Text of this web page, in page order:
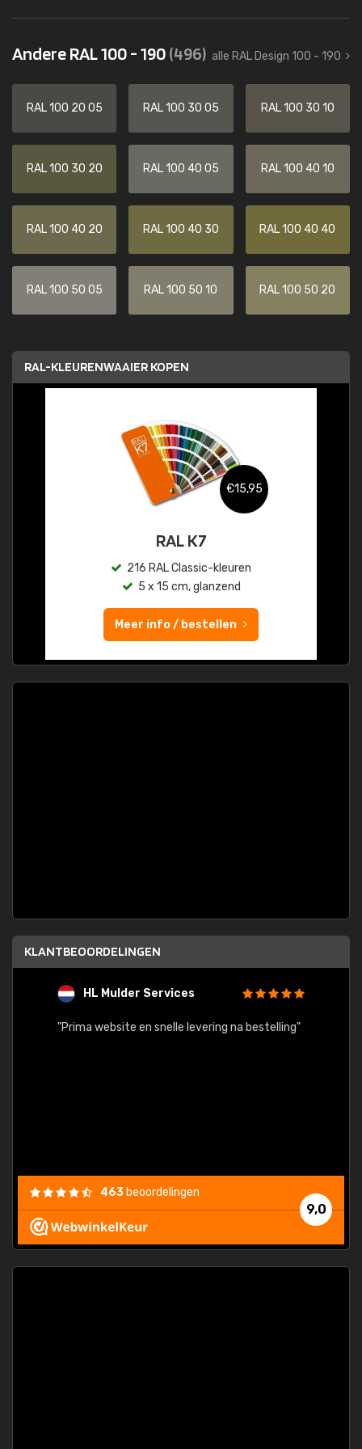
Andere RAL 100 - 190(496) alle RAL Design 100 - 190
RAL 100 20 05 RAL 100 30 05 RAL 100 30 10
RAL 100 30 20 RAL 100 40 05 RAL 100 40 10
RAL 100 40 20 RAL 100 40 30 RAL 100 40 40
RAL 100 50 05 RAL 100 50 10 RAL 100 50 20
RAL-KLEURENWAAIER KOPEN
€15,95
RAL K7
216 RAL Classic-kleuren
5 x 15 cm, glanzend
Meer info / bestellen
KLANTBEOORDELINGEN
HL Mulder Services
"Prima website en snelle levering na bestelling"
9,0
463 beoordelingen